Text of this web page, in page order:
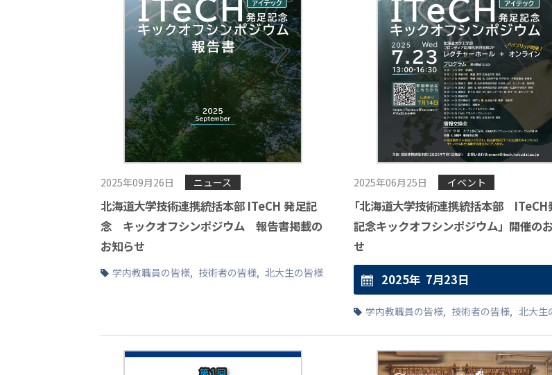
2025年09月26日 ニュース
北海道大学技術連携統括本部 ITeCH 発足記
念 キックオフシンポジウム 報告書掲載の
お知らせ
学内教職員の皆様, 技術者の皆様, 北大生の皆様
2025年06月25日 イベント
「北海道大学技術連携統括本部 ITeCH
記念キックオフシンポジウム」開催の
せ
2025年 7月23日
学内教職員の皆様, 技術者の皆様, 北大生